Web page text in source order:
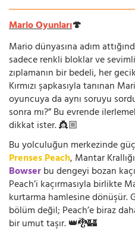
Mario Oyunları🍄
Mario dünyasına adım
sadece renkli bloklar ve
zıplamanın bir bedeli, her
Kırmızı şapkasıyla tanınan
oyuncuya da aynı soruyu
sonra mı?” Bu evrende
dikkat ister. 👸🏼
Bu yolculuğun merkezinde
Prenses Peach, Mantar
Bowserbu dengeyi bozan
Peach’i kaçırmasıyla birlikte
kurtarma hamlesine dönüşür.
bölüm değil; Peach’e biraz
bir umut taşır. 👑🐉🏰